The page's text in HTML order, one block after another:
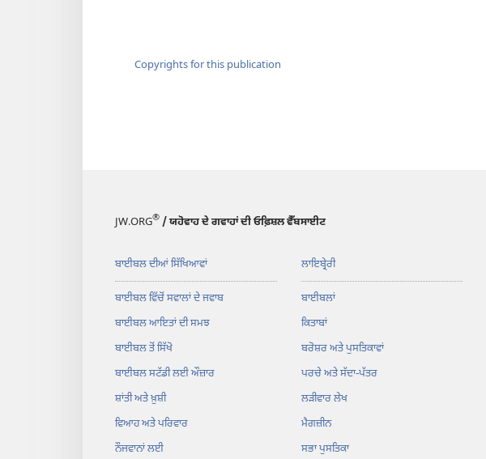
Copyrights for this publication
JW.ORG® / ਯਹੋਵਾਹ ਦੇ ਗਵਾਹਾਂ ਦੀ ਓਫ਼ਿਸ਼ਲ ਵੈੱਬਸਾਈਟ
ਬਾਈਬਲ ਦੀਆਂ ਸਿੱਖਿਆਵਾਂ
ਬਾਈਬਲ ਵਿੱਚੋਂ ਸਵਾਲਾਂ ਦੇ ਜਵਾਬ
ਬਾਈਬਲ ਆਇਤਾਂ ਦੀ ਸਮਝ
ਬਾਈਬਲ ਤੋਂ ਸਿੱਖੋ
ਬਾਈਬਲ ਸਟੱਡੀ ਲਈ ਔਜ਼ਾਰ
ਸ਼ਾਂਤੀ ਅਤੇ ਖ਼ੁਸ਼ੀ
ਵਿਆਹ ਅਤੇ ਪਰਿਵਾਰ
ਨੌਜਵਾਨਾਂ ਲਈ
ਲਾਇਬ੍ਰੇਰੀ
ਬਾਈਬਲਾਂ
ਕਿਤਾਬਾਂ
ਬਰੋਸ਼ਰ ਅਤੇ ਪੁਸਤਿਕਾਵਾਂ
ਪਰਚੇ ਅਤੇ ਸੱਦਾ-ਪੱਤਰ
ਲੜੀਵਾਰ ਲੇਖ
ਮੈਗਜ਼ੀਨ
ਸਭਾ ਪੁਸਤਿਕਾ